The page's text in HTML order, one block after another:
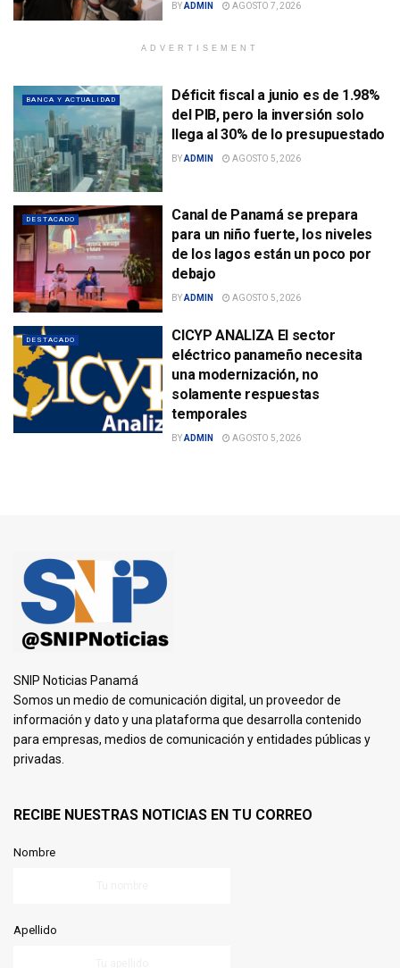
BYADMIN AGOSTO 7, 2026
ADVERTISEMENT
BANCA Y ACTUALIDAD
Déficit fiscal a junio es de 1.98%
del PIB, pero la inversión solo
llega al 30% de lo presupuestado
BYADMIN AGOSTO 5, 2026
DESTACADO
Canal de Panamá se prepara
para un niño fuerte, los niveles
de los lagos están un poco por
debajo
BYADMIN AGOSTO 5, 2026
DESTACADO
CICYP ANALIZA El sector
eléctrico panameño necesita
una modernización, no
solamente respuestas
temporales
BYADMIN AGOSTO 5, 2026
SNIP Noticias Panamá
Somos un medio de comunicación digital, un proveedor de
información y dato y una plataforma que desarrolla contenido
para empresas, medios de comunicación y entidades públicas y
privadas.
RECIBE NUESTRAS NOTICIAS EN TU CORREO
Nombre
Apellido